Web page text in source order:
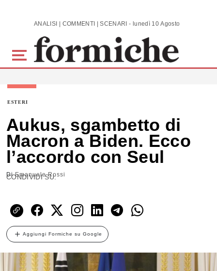
Skip to main content ANALISI | COMMENTI | SCENARI - lunedì 10 Agosto 2026
ESTERI
Aukus, sgambetto di
Macron a Biden. Ecco
l’accordo con Seul
DiEmanuele Rossi
CONDIVIDI SU:
Aggiungi Formiche su Google